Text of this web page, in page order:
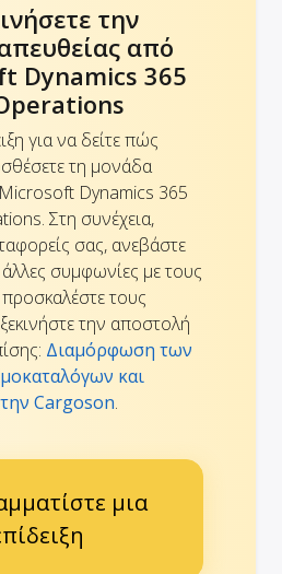
την
από
Dynamics 365
για να δείτε πώς
τη μονάδα
Dynamics 365
Στη συνέχεια,
σας, ανεβάστε
άλλες συμφωνίες με τους
τους
την αποστολή
Διαμόρφωση των
και
Cargoson.
μια